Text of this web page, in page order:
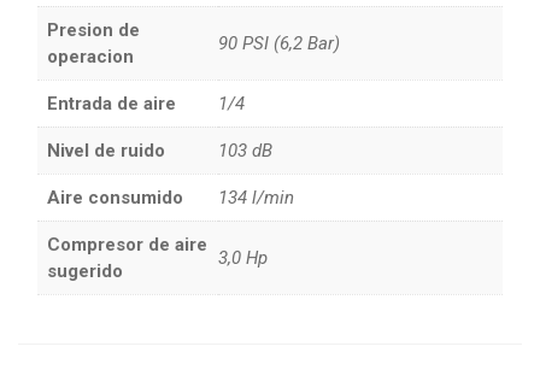
Presion de
operacion
90 PSI (6,2 Bar)
Entrada de aire 1/4
Nivel de ruido 103 dB
Aire consumido 134 l/min
Compresor de aire
sugerido
3,0 Hp